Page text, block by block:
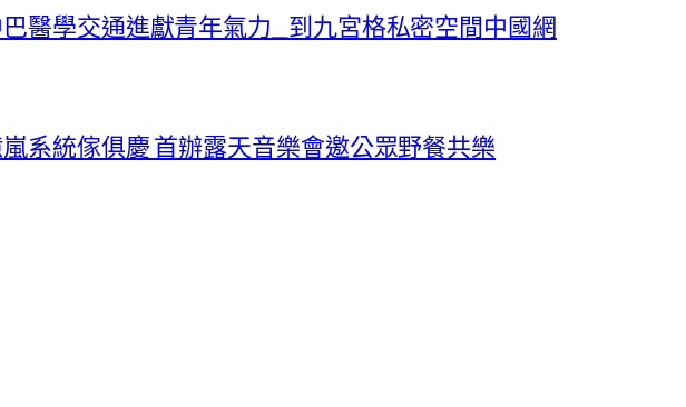
醫學交通進獻青年氣力_到九宮格私密空間中國網
系統傢俱慶 首辦露天音樂會邀公眾野餐共樂